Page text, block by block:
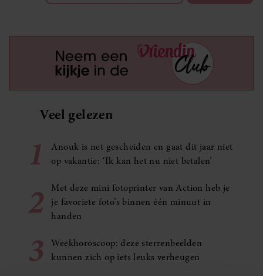
Veel gelezen
1
Anouk is net gescheiden en gaat dit jaar niet
op vakantie: ‘Ik kan het nu niet betalen’
2
Met deze mini fotoprinter van Action heb je
je favoriete foto’s binnen één minuut in
handen
3
Weekhoroscoop: deze sterrenbeelden
kunnen zich op iets leuks verheugen